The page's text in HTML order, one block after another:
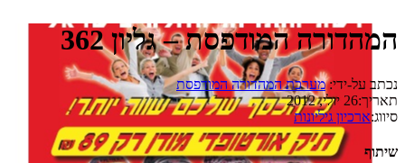
המהדורה המודפסת – גליון 362
נכתב על-ידי:מערכת המהדורה המודפסת
תאריך:26 יולי, 2012
סיווג:ארכיון גיליונות
שיתוף